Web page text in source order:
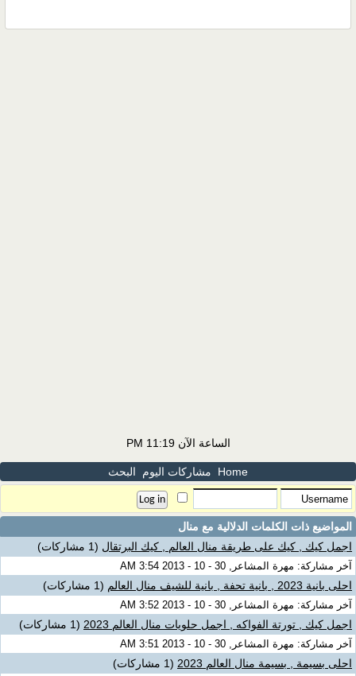
الساعة الآن11:19 PM
Home مشاركات اليوم البحث
المواضيع ذات الكلمات الدلالية مع منال
اجمل كيك , كيك على طريقة منال العالم , كيك البرتقال (1 مشاركات)
آخر مشاركة: مهرة المشاعر, 30 - 10 - 2013 3:54 AM
احلى بانية 2023 , بانية تحفة , بانية للشيف منال العالم (1 مشاركات)
آخر مشاركة: مهرة المشاعر, 30 - 10 - 2013 3:52 AM
اجمل كيك , تورتة الفواكه , اجمل حلويات منال العالم 2023 (1 مشاركات)
آخر مشاركة: مهرة المشاعر, 30 - 10 - 2013 3:51 AM
احلى بسيمة , بسيمة منال العالم 2023 (1 مشاركات)